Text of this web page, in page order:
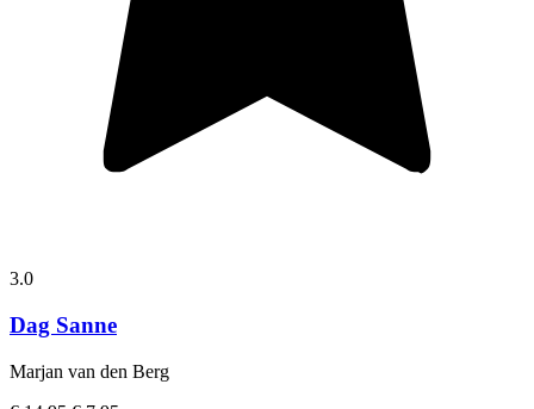
3.0
Dag Sanne
Marjan van den Berg